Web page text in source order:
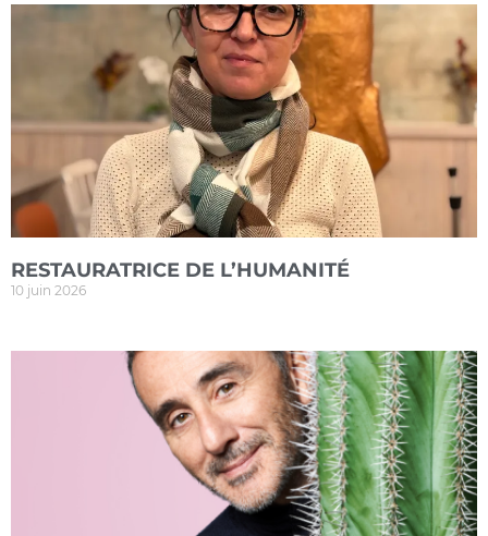
RESTAURATRICE DE L’HUMANITÉ
10 juin 2026